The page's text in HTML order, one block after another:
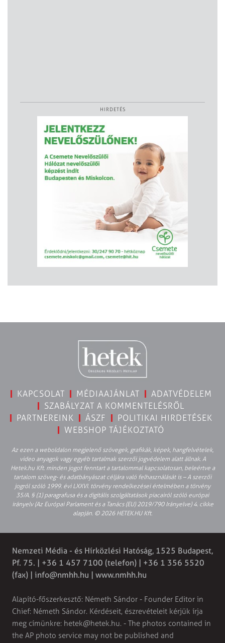
HIRDETÉS
KAPCSOLAT MÉDIAAJÁNLAT
ADATVÉDELEM
SZABÁLYZAT A KOMMENTELÉSRŐL
PARTNEREINK
ÁSZF
POLITIKAI HIRDETÉSEK
WEBSHOP TÁJÉKOZTATÓ
Az ezen a weboldalon megjelenő szövegek, grafikák, képek, hangfelvételek,
video anyagok vagy egyéb tartalmak szerzői jogvédelem alatt állnak. A
Hetek.hu Kft. minden jogot fenntart a tartalommal kapcsolatosan, beleértve a
tartalom szöveg- és adatbányászat céljára való felhasználását is – A szerzői
jogról szóló 1999. évi LXXVI. törvény rendelkezései értelmében a törvény
35/A. § (1) paragrafusa és a digitális szolgáltatások piacairól szóló európai
irányelv (Az Európai Parlament és a Tanács (EU) 2019/790 Irányelve) 4. cikke
alapján. © 2026 HETEK.HU Kft.
Nemzeti Média - és Hírközlési Hatóság, 1525 Budapest,
Pf. 75. | +36 1 457 7100 (telefon) | +36 1 356 5520
(fax) | info@nmhh.hu | www.nmhh.hu
Alapító-főszerkesztő: Németh Sándor - Founder Editor in
Chief: Németh Sándor. Kérdéseit, észrevételeit kérjük írja
meg címünkre: hetek@hetek.hu. - The photos contained in
the AP photo service may not be published and